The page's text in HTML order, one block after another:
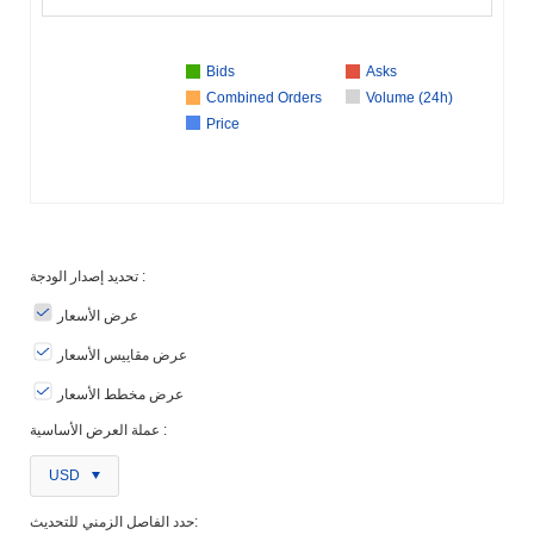
Bids
Asks
Combined Orders
Volume (24h)
Price
تحديد إصدار الودجة :
عرض الأسعار
عرض مقاييس الأسعار
عرض مخطط الأسعار
عملة العرض الأساسية :
USD
حدد الفاصل الزمني للتحديث: